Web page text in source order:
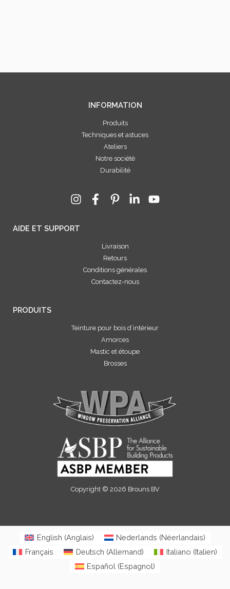
INFORMATION
Produits
Techniques et astuces
Ateliers
Notre société
Durabilité
AIDE ET SUPPORT
Livraison
Retours
Conditions générales
Contactez-nous
PRODUITS
Teinture pour bois d’intérieur
Amorces
Mastic et étoupe
Brosses
Copyright © 2026 Brouns BV
English (Anglais) Nederlands (Néerlandais)
Français
Deutsch (Allemand) Italiano (Italien)
Español (Espagnol)